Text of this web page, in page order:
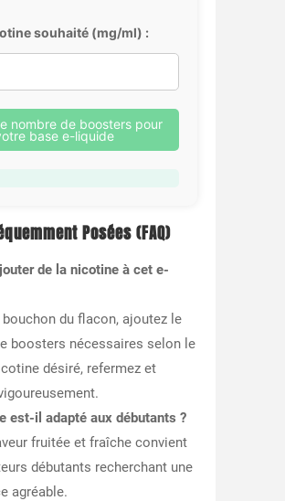
souhaité (mg/ml) :
nombre de boosters pour
base e-liquide
Posées (FAQ)
de la nicotine à cet e-
bouchon du flacon, ajoutez le
boosters nécessaires selon le
désiré, refermez et
est-il adapté aux débutants ?
fruitée et fraîche convient
débutants recherchant une
agréable.